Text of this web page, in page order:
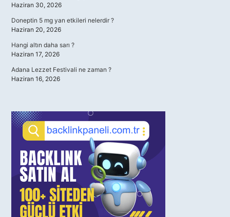
Haziran 30, 2026
Doneptin 5 mg yan etkileri nelerdir ?
Haziran 20, 2026
Hangi altın daha sarı ?
Haziran 17, 2026
Adana Lezzet Festivali ne zaman ?
Haziran 16, 2026